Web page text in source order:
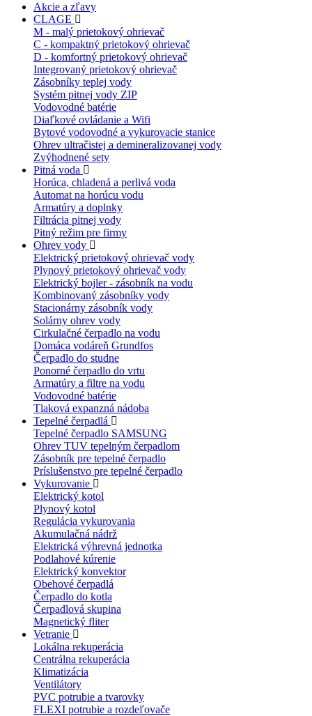
Akcie a zľavy
CLAGE
M - malý prietokový ohrievač
C - kompaktný prietokový ohrievač
D - komfortný prietokový ohrievač
Integrovaný prietokový ohrievač
Zásobníky teplej vody
Systém pitnej vody ZIP
Vodovodné batérie
Diaľkové ovládanie a Wifi
Bytové vodovodné a vykurovacie stanice
Ohrev ultračistej a demineralizovanej vody
Zvýhodnené sety
Pitná voda
Horúca, chladená a perlivá voda
Automat na horúcu vodu
Armatúry a doplnky
Filtrácia pitnej vody
Pitný režim pre firmy
Ohrev vody
Elektrický prietokový ohrievač vody
Plynový prietokový ohrievač vody
Elektrický bojler - zásobník na vodu
Kombinovaný zásobníky vody
Stacionárny zásobník vody
Solárny ohrev vody
Cirkulačné čerpadlo na vodu
Domáca vodáreň Grundfos
Čerpadlo do studne
Ponorné čerpadlo do vrtu
Armatúry a filtre na vodu
Vodovodné batérie
Tlaková expanzná nádoba
Tepelné čerpadlá
Tepelné čerpadlo SAMSUNG
Ohrev TUV tepelným čerpadlom
Zásobník pre tepelné čerpadlo
Príslušenstvo pre tepelné čerpadlo
Vykurovanie
Elektrický kotol
Plynový kotol
Regulácia vykurovania
Akumulačná nádrž
Elektrická výhrevná jednotka
Podlahové kúrenie
Elektrický konvektor
Obehové čerpadlá
Čerpadlo do kotla
Čerpadlová skupina
Magnetický fliter
Vetranie
Lokálna rekuperácia
Centrálna rekuperácia
Klimatizácia
Ventilátory
PVC potrubie a tvarovky
FLEXI potrubie a rozdeľovače